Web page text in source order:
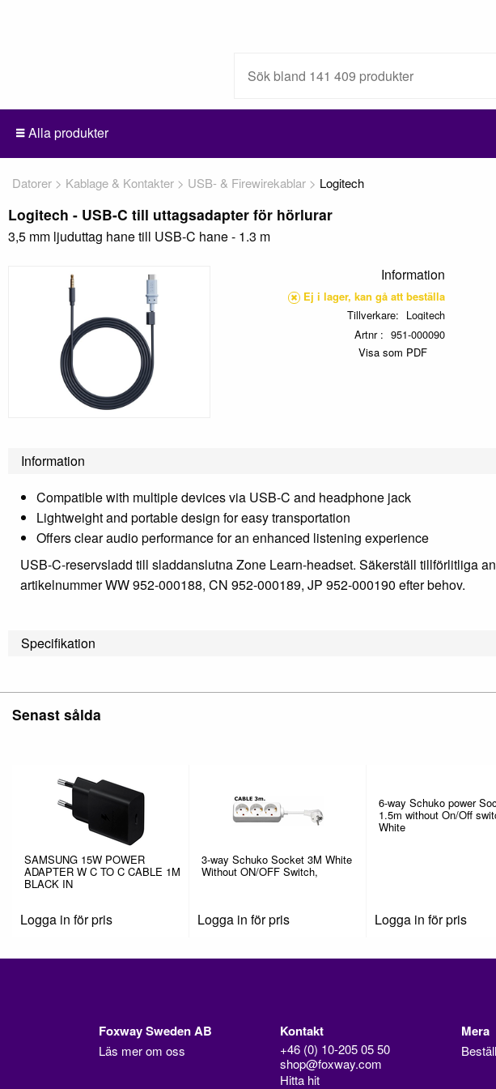
Alla produkter
Datorer Kablage & Kontakter USB- & Firewirekablar Logitech
Logitech - USB-C till uttagsadapter för hörlurar
3,5 mm ljuduttag hane till USB-C hane - 1.3 m
Information
Ej i lager, kan gå att beställa
Tillverkare
Logitech
Artnr
951-000090
Visa som PDF
Information
Compatible with multiple devices via USB-C and headphone jack
Lightweight and portable design for easy transportation
Offers clear audio performance for an enhanced listening experience
USB-C-reservsladd till sladdanslutna Zone Learn-headset. Säkerställ tillförlitliga
artikelnummer WW 952-000188, CN 952-000189, JP 952-000190 efter behov.
Specifikation
Senast sålda
SAMSUNG 15W POWER
ADAPTER W C TO C CABLE 1M
BLACK IN
Logga in för pris
3-way Schuko Socket 3M White
Without ON/OFF Switch,
Logga in för pris
6-way Schuko power
1.5m without On/Off
White
Logga in för pris
Foxway Sweden AB
Läs mer om oss
Kontakt
+46 (0) 10-205 05 50
shop@foxway.com
Hitta hit
Mera